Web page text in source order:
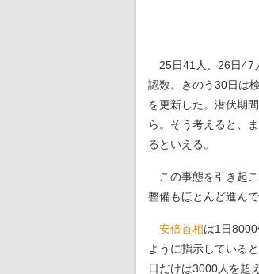
25日41人、26日47
認数。きのう30日は
を更新した。潜伏期
ら。そう考えると、
るといえる。
この事態を引き起
整備もほとんど進んで
安倍首相は1日
ように指示している
日だけは3000人を超